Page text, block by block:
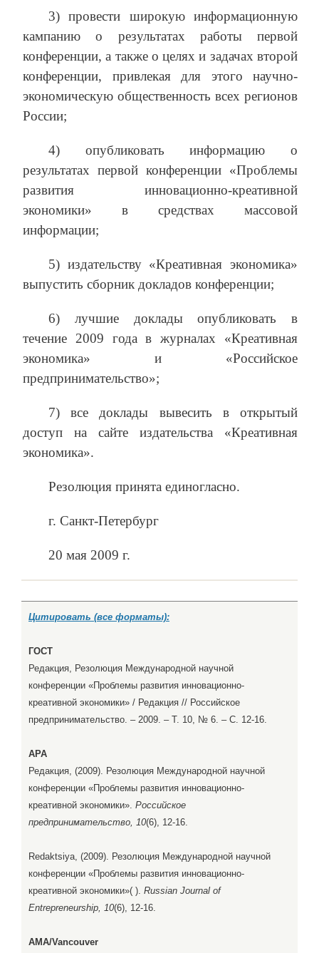
3) провести широкую информационную
кампанию о результатах работы первой
конференции, а также о целях и задачах второй
конференции, привлекая для этого научно-
экономическую общественность всех регионов
России;
4) опубликовать информацию о
результатах первой конференции «Проблемы
развития инновационно-креативной
экономики» в средствах массовой
информации;
5) издательству «Креативная экономика»
выпустить сборник докладов конференции;
6) лучшие доклады опубликовать в
течение 2009 года в журналах «Креативная
экономика» и «Российское
предпринимательство»;
7) все доклады вывесить в открытый
доступ на сайте издательства «Креативная
экономика».
Резолюция принята единогласно.
г. Санкт-Петербург
20 мая 2009 г.
Цитировать (все форматы):
ГОСТ
Редакция, Резолюция Международной научной
конференции «Проблемы развития инновационно-
креативной экономики» / Редакция // Российское
предпринимательство. – 2009. – Т. 10, № 6. – С. 12-16.
APA
Редакция, (2009). Резолюция Международной научной
конференции «Проблемы развития инновационно-
креативной экономики». Российское
предпринимательство, 10(6), 12-16.
Redaktsiya, (2009). Резолюция Международной научной
конференции «Проблемы развития инновационно-
креативной экономики»( ). Russian Journal of
Entrepreneurship, 10(6), 12-16.
AMA/Vancouver